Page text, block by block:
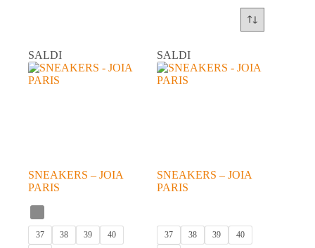
SALDI
SNEAKERS – JOIA
PARIS
37 38 39
40
SALDI
SNEAKERS – JOIA
PARIS
37 38 39
40